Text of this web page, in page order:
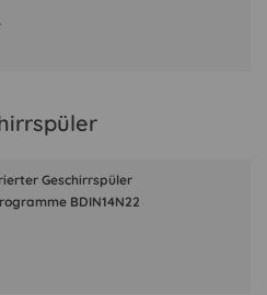
Geschirrspüler
BDIN14N22